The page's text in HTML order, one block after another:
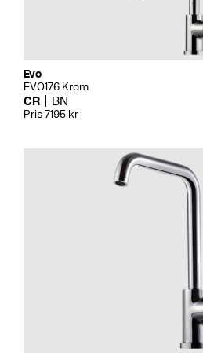
Evo
EVO176 Krom
CR BN
Pris 7195 kr